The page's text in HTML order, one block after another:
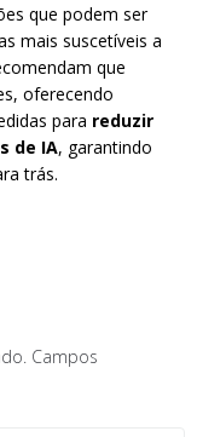
que podem ser
mais suscetíveis a
que
oferecendo
para reduzir
de IA, garantindo
trás.
Campos